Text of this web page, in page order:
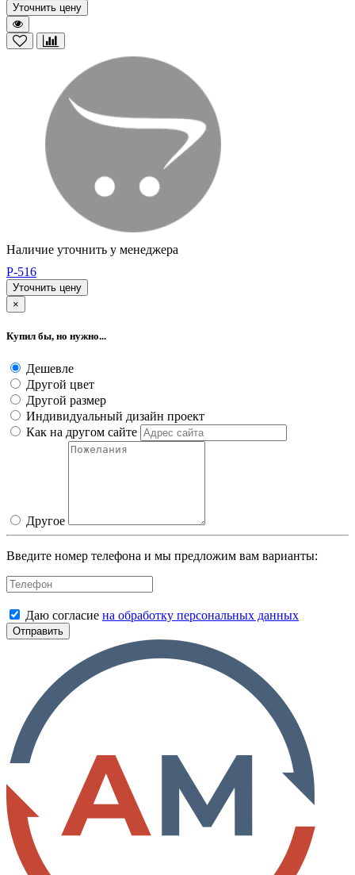
Уточнить цену
Наличие уточнить у менеджера
P-516
Уточнить цену
×
Купил бы, но нужно...
Дешевле
Другой цвет
Другой размер
Индивидуальный дизайн проект
Как на другом сайте
Другое
Введите номер телефона и мы предложим вам варианты:
Даю согласие на обработку персональных данных
Отправить